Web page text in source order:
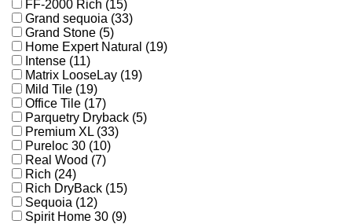
FF-2000 Rich (15)
Grand sequoia (33)
Grand Stone (5)
Home Expert Natural (19)
Intense (11)
Matrix LooseLay (19)
Mild Tile (19)
Office Tile (17)
Parquetry Dryback (5)
Premium XL (33)
Pureloc 30 (10)
Real Wood (7)
Rich (24)
Rich DryBack (15)
Sequoia (12)
Spirit Home 30 (9)